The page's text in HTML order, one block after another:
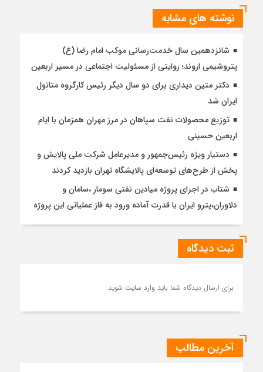
نوشته های مشابه
شانزدهمین سال خدمت‌رسانی موکب امام رضا (ع)
پتروشیمی اروند؛ روایتی از مسئولیت اجتماعی در مسیر اربعین
دکتر متین دیداری برای دو سال دیگر رئیس کارگروه متانول
ایران شد
توزیع محصولات نفت سپاهان در مرز مهران همزمان با ایام
اربعین حسینی
دستیار ویژه رئیس‌جمهور و مدیرعامل شرکت ملی پالایش و
پخش از طرح‌های توسعه‌ای پالایشگاه تهران بازدید کردند
شتاب در اجرای پروژه میادین نفتی سومار ،سامان و
دلاوران،پترو ایران با قدرت آماده ورود به فاز عملیاتی این پروژه
ثبت دیدگاه
برای ارسال دیدگاه شما باید وارد سایت شوید.
آخرین مطالب